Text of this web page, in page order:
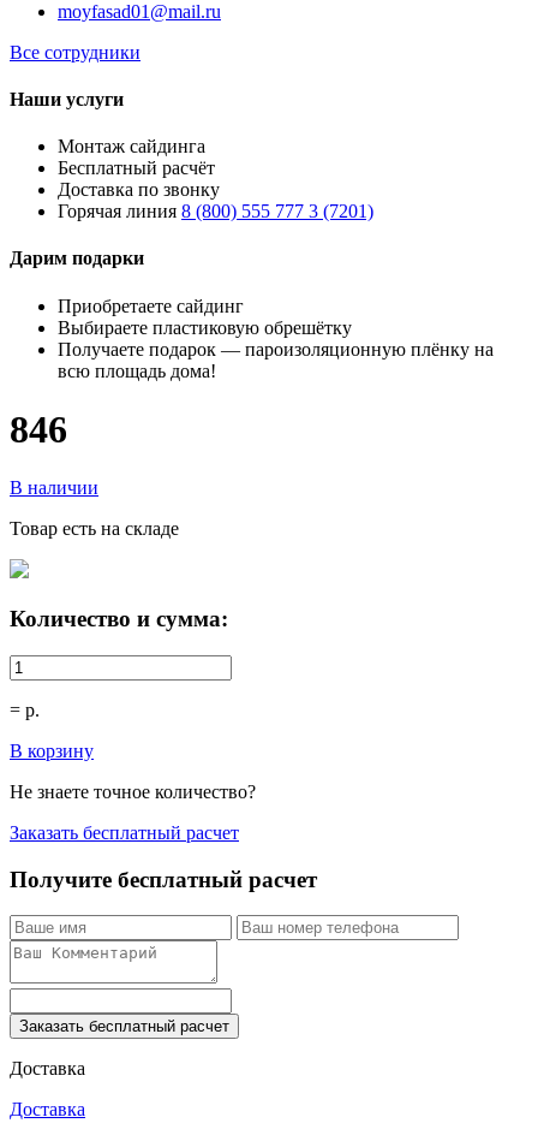
moyfasad01@mail.ru
Все сотрудники
Наши услуги
Монтаж сайдинга
Бесплатный расчёт
Доставка по звонку
Горячая линия 8 (800) 555 777 3 (7201)
Дарим подарки
Приобретаете сайдинг
Выбираете пластиковую обрешётку
Получаете подарок — пароизоляционную плёнку на
всю площадь дома!
846
В наличии
Товар есть на складе
Количество и сумма:
= р.
В корзину
Не знаете точное количество?
Заказать бесплатный расчет
Получите бесплатный расчет
Заказать бесплатный расчет
Доставка
Доставка